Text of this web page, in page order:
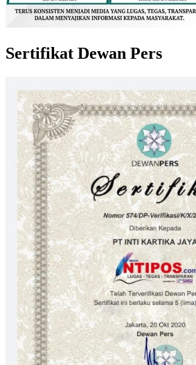
Sertifikat Dewan Pers